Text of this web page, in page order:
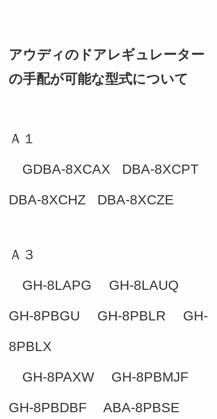
アウディのドアレギュレーター
の手配が可能な型式について
Ａ１
GDBA-8XCAX DBA-8XCPT
DBA-8XCHZ DBA-8XCZE
Ａ３
GH-8LAPG GH-8LAUQ
GH-8PBGU GH-8PBLR GH-
8PBLX
GH-8PAXW GH-8PBMJF
GH-8PBDBF ABA-8PBSE